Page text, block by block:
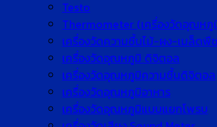
Testo
Thermometer (เครื่องวัดอุณหภู
เครื่องวัดความชื้นไม้-ผง-เมล็ด
เครื่องวัดอุณหภูมิ ดิจิตอล
เครื่องวัดอุณหภูมิความชื้นดิจิตอล
เครื่องวัดอุณหภูมิอาหาร
เครื่องวัดอุณหภูมิแบบแยกโพรบ